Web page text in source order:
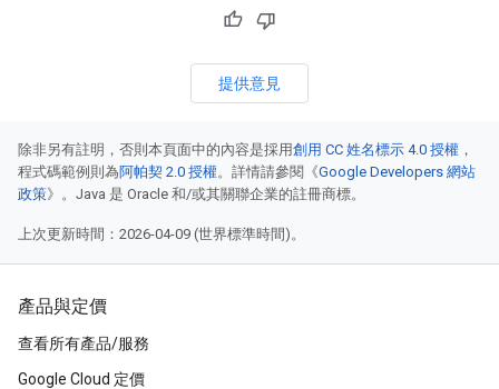
提供意見
除非另有註明，否則本頁面中的內容是採用創用 CC 姓名標示 4.0 授權 ，
程式碼範例則為阿帕契 2.0 授權。詳情請參閱《Google Developers 網站
政策》。Java 是 Oracle 和/或其關聯企業的註冊商標。
上次更新時間：2026-04-09 (世界標準時間)。
產品與定價
查看所有產品/服務
Google Cloud 定價